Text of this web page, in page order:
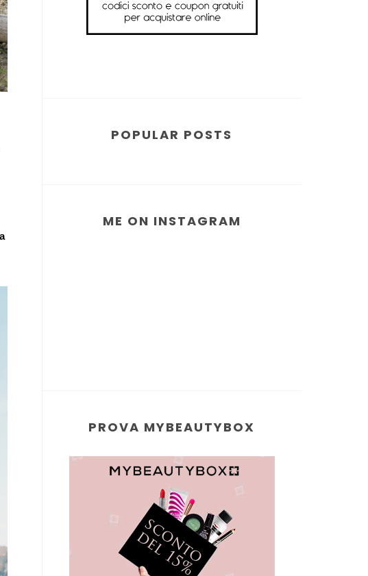
POPULAR POSTS
ME ON INSTAGRAM
PROVA MYBEAUTYBOX